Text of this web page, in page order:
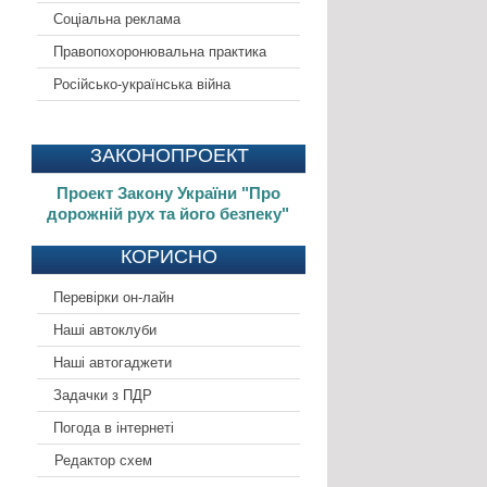
Соціальна реклама
Правопохоронювальна практика
Російсько-українська війна
ЗАКОНОПРОЕКТ
Проект Закону України "Про
дорожній рух та його безпеку"
КОРИСНО
Перевірки он-лайн
Наші автоклуби
Наші автогаджети
Задачки з ПДР
Погода в інтернеті
Редактор схем